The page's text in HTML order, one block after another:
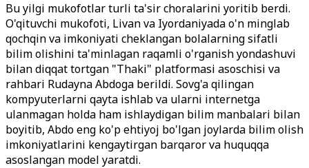
Bu yilgi mukofotlar turli ta'sir choralarini yoritib berdi.
O'qituvchi mukofoti, Livan va Iyordaniyada o'n minglab
qochqin va imkoniyati cheklangan bolalarning sifatli
bilim olishini ta'minlagan raqamli o'rganish yondashuvi
bilan diqqat tortgan "Thaki" platformasi asoschisi va
rahbari Rudayna Abdoga berildi. Sovg'a qilingan
kompyuterlarni qayta ishlab va ularni internetga
ulanmagan holda ham ishlaydigan bilim manbalari bilan
boyitib, Abdo eng ko'p ehtiyoj bo'lgan joylarda bilim olish
imkoniyatlarini kengaytirgan barqaror va huquqqa
asoslangan model yaratdi.